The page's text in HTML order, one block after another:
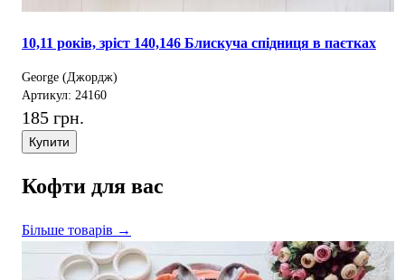
10,11 років, зріст 140,146 Блискуча спідниця в паєтках
George (Джордж)
Артикул: 24160
185 грн.
Купити
Кофти для вас
Більше товарів →